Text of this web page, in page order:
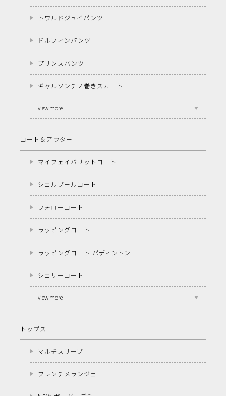
トワルドジュイパンツ
ドルフィンパンツ
プリンスパンツ
ギャルソンチノ巻きスカート
view more
コート＆アウター
マイフェイバリットコート
シェルブールコート
フォローコート
ラッピングコート
ラッピングコート パディントン
シェリーコート
view more
トップス
マルチスリーブ
フレンチメランジェ